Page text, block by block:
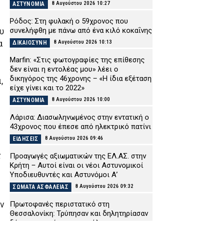
ΑΣΤΥΝΟΜΙΑ 8 Αυγούστου 2026 10:27
Ρόδος: Στη φυλακή ο 59χρονος που
συνελήφθη με πάνω από ένα κιλό κοκαΐνης
ΔΙΚΑΙΟΣΥΝΗ 8 Αυγούστου 2026 10:13
Marfin: «Στις φωτογραφίες της επίθεσης
δεν είναι η εντολέας μου» λέει ο
δικηγόρος της 46χρονης – «Η ίδια εξέταση
είχε γίνει και το 2022»
ΑΣΤΥΝΟΜΙΑ 8 Αυγούστου 2026 10:00
Λάρισα: Διασωληνωμένος στην εντατική ο
43χρονος που έπεσε από ηλεκτρικό πατίνι
ΕΙΔΗΣΕΙΣ 8 Αυγούστου 2026 09:46
Προαγωγές αξιωματικών της ΕΛ.ΑΣ. στην
Κρήτη – Αυτοί είναι οι νέοι Αστυνομικοί
Υποδιευθυντές και Αστυνόμοι Α’
ΣΩΜΑΤΑ ΑΣΦΑΛΕΙΑΣ 8 Αυγούστου 2026 09:32
Πρωτοφανές περιστατικό στη
Θεσσαλονίκη: Τρύπησαν και δηλητηρίασαν
δέντρα στο κέντρο της πόλης